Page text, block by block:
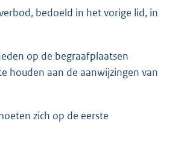
bedoeld in het vorige lid, in
op de begraafplaatsen
houden aan de aanwijzingen van
zich op de eerste